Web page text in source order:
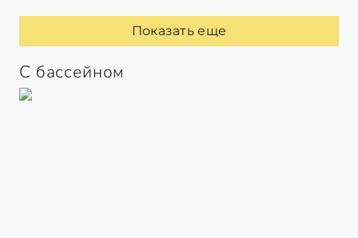
Показать еще
С бассейном